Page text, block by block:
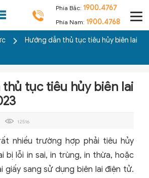
Phía Bắc: 1900.4767
Phía Nam: 1900.4768
Hướng dẫn thủ tục tiêu hủy biên lai
tục tiêu hủy biên lai
12516
nhiều trường hợp phải tiêu hủy
bị lỗi in sai, in trùng, in thừa, hoặc
giấy sang sử dụng biên lai điện tử.